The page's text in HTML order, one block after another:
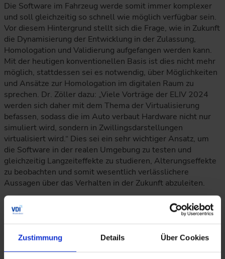
Zustimmung Details Über Cookies
Die Software im Fahrzeug werde somit immer komplexer
und soll gleichzeitig so schnell wie möglich verfügbar sein.
Vor diesem Hintergrund stellt sich die Frage, wie in Zukunft
die Dynamisierung der Entwicklung in der Zulassung,
Homologation und Validierung aufgefangen werden kann.
Mit der heutigen konventionellen Basis ist dies nicht mehr
möglich, stattdessen sei es notwendig, über Möglichkeiten
und Ansätze zur Homologation im digitalen Raum zu
sprechen. Dr. Zöller dazu: „Viele Vorträge der ELIV 2024
werden sich daher mit dem Thema der Virtualisierung
befassen, sodass die im Auto verbaut Hardware nicht nur
simuliert wird, sondern in Zwillingsdarstellungen
virtualisiert wird.“ Dies sei ein sehr wichtiger Ansatz, um
die Software in der realen Umgebung zu testen und
gleichzeitig Langzeiteffekte zu studieren, Alterungseffekte
zu beobachten und somit wesentlich verlässlichere
Aussagen über das Verhalten in der Zukunft abzuleiten.
Dr. Zöller weiter: „Dies ist ein Riesenhebel, um besser und
schneller zu werden. Möglich wird dies erst dank der
rasanten Cloudentwicklung. Unser gemeinsames Interesse
muss es daher sein, dies möglichst schnell in die Realität